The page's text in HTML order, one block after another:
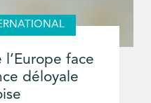
l’Europe face
déloyale